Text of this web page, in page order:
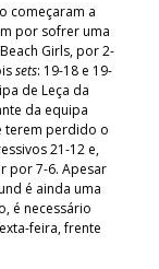
começaram a
por sofrer uma
Girls, por 2-
sets: 19-18 e 19-
de Leça da
da equipa
terem perdido o
21-12 e,
por 7-6. Apesar
é ainda uma
é necessário
feira, frente